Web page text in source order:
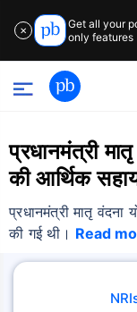
✕
Get all your
only features
प्रधानमंत्री
की आर्थिक
प्रधानमंत्री मातृ वंदना
की गई थी। Read